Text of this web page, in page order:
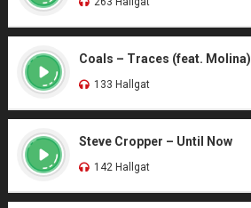
Coals – Traces (feat. Molina)
133 Hallgat
Steve Cropper – Until Now
142 Hallgat